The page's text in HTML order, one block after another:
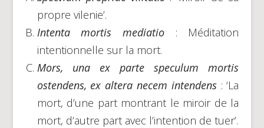
propre vilenie’.
Intenta mortis mediatio : Méditation
intentionnelle sur la mort.
Mors, una ex parte speculum mortis
ostendens, ex altera necem intendens: ‘La
mort, d’une part montrant le miroir de la
mort, d’autre part avec l’intention de tuer’.